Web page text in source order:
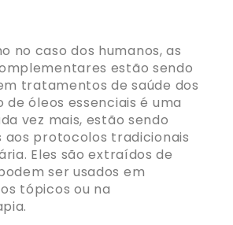
no caso dos humanos, as
estão sendo
tratamentos de saúde dos
de óleos essenciais é uma
vez mais, estão sendo
aos protocolos tradicionais
Eles são extraídos de
ser usados em
tópicos ou na